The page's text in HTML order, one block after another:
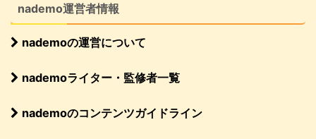
nademo運営者情報
nademoの運営について
nademoライター・監修者一覧
nademoのコンテンツガイドライン